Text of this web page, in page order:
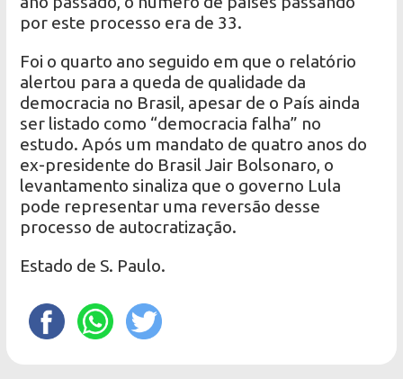
por este processo era de 33.
Foi o quarto ano seguido em que o relatório
alertou para a queda de qualidade da
democracia no Brasil, apesar de o País ainda
ser listado como “democracia falha” no
estudo. Após um mandato de quatro anos do
ex-presidente do Brasil Jair Bolsonaro, o
levantamento sinaliza que o governo Lula
pode representar uma reversão desse
processo de autocratização.
Estado de S. Paulo.